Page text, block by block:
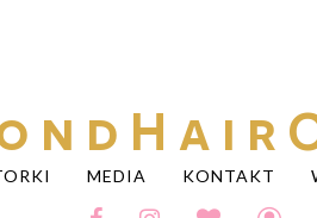
MEDIA KONTAKT